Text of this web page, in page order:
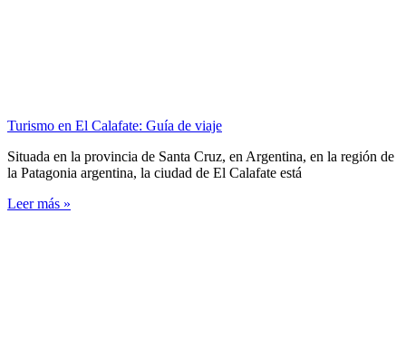
Turismo en El Calafate: Guía de viaje
Situada en la provincia de Santa Cruz, en Argentina, en la región de
la Patagonia argentina, la ciudad de El Calafate está
Leer más »